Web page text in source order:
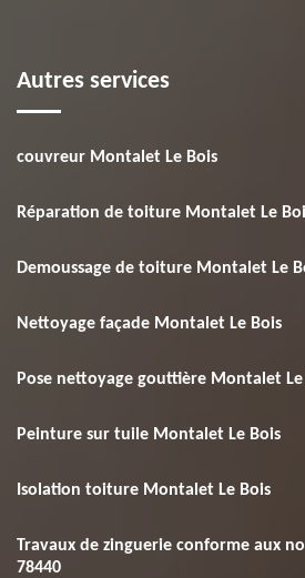
Autres services
couvreur Montalet Le Bois
Réparation de toiture Montalet Le
Demoussage de toiture Montalet Le
Nettoyage façade Montalet Le Bois
Pose nettoyage gouttière Montalet Le
Peinture sur tuile Montalet Le Bois
Isolation toiture Montalet Le Bois
Travaux de zinguerie conforme aux
78440